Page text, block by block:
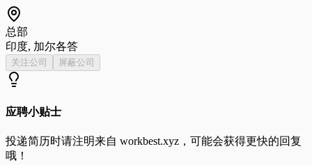
总部
印度, 加尔各答
关注公司 屏蔽公司
应聘小贴士
投递简历时请注明来自 workbest.xyz ，可能会获得更快的回复
哦！